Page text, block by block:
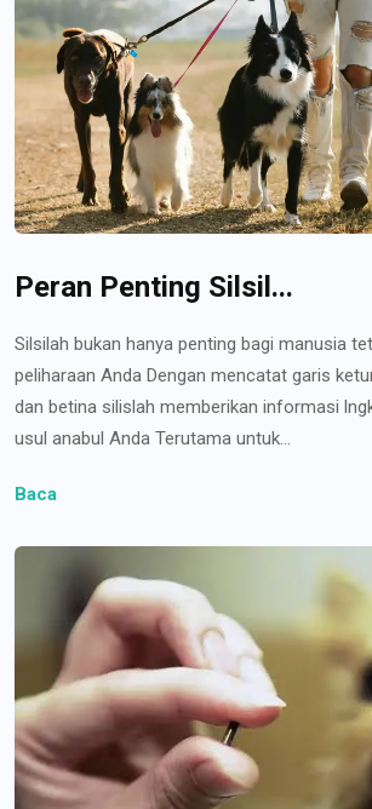
Peran Penting Silsil...
Silsilah bukan hanya penting bagi manusia
peliharaan Anda Dengan mencatat garis
dan betina silislah memberikan informasi
usul anabul Anda Terutama untuk...
Baca